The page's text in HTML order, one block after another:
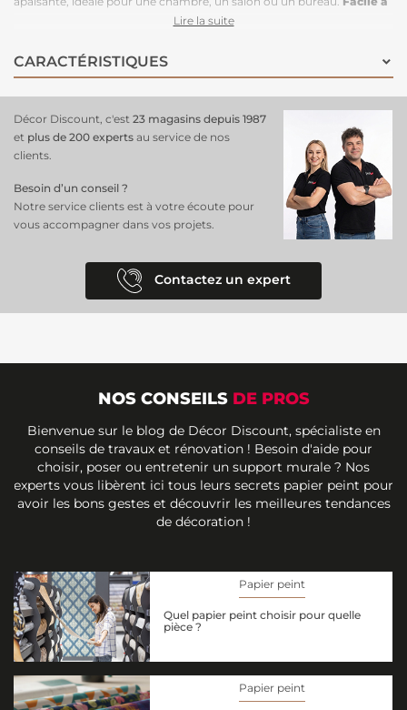
, il suffit d'appliquer la colle directement sur le mur pour une
surfaces, offrant une finition fluide et continue sans interruption. Ce
revêtement muralajoutera une touche moderne et élégante à
Lire la suite
CARACTÉRISTIQUES
Décor Discount, c'est 23 magasins depuis 1987
et plus de 200 experts au service de nos
clients.
Besoin d’un conseil ?
Notre service clients est à votre écoute pour
vous accompagner dans vos projets.
Contactez un expert
NOS CONSEILS DE PROS
Bienvenue sur le blog de Décor Discount, spécialiste en
conseils de travaux et rénovation ! Besoin d'aide pour
choisir, poser ou entretenir un support murale ? Nos
experts vous libèrent ici tous leurs secrets papier peint pour
avoir les bons gestes et découvrir les meilleures tendances
de décoration !
Papier peint
Quel papier peint choisir pour quelle
pièce ?
Papier peint